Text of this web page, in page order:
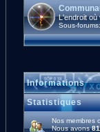
L'endroit où
Sous-forums:
Informations
Statistiques
Nos membres
Nous avons